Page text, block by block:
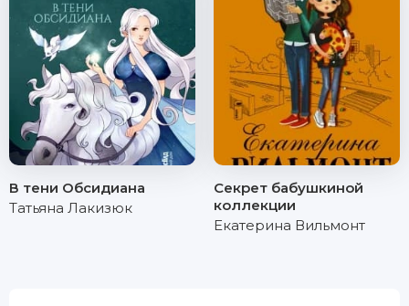
В тени Обсидиана
Татьяна Лакизюк
Секрет бабушкиной
коллекции
Екатерина Вильмонт